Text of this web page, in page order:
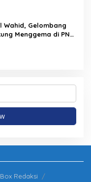
Wahid, Gelombang
Menggema di PN
Terus Mencari
Box Redaksi